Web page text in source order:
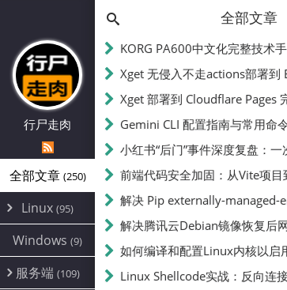
行尸走肉
全部文章 (250)
Linux (95)
Alpine
CentOS(17)
Debian(24)
Windows (9)
服务端 (109)
全部文章